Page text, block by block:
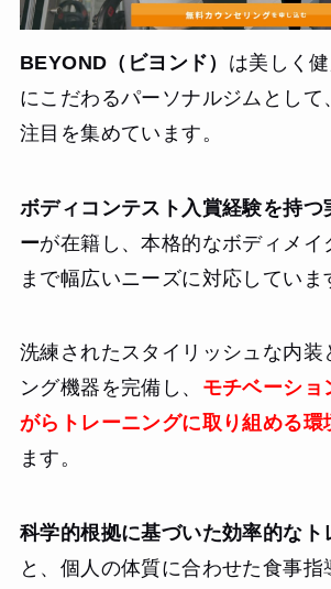
BEYOND（ビヨンド） は美しく
にこだわるパーソナルジムとして
注目を集めています。
ボディコンテスト入賞経験を持つ
ーが在籍し、本格的なボディメイ
まで幅広いニーズに対応していま
洗練されたスタイリッシュな内装
ング機器を完備し、 モチベーショ
がらトレーニングに取り組める環
ます。
科学的根拠に基づいた効率的なト
と、個人の体質に合わせた食事指